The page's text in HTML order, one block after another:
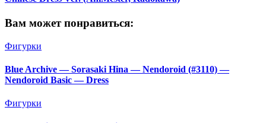
Вам может понравиться:
Фигурки
Blue Archive — Sorasaki Hina — Nendoroid (#3110) —
Nendoroid Basic — Dress
Фигурки